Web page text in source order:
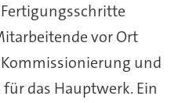
vor Ort
und
das Hauptwerk. Ein